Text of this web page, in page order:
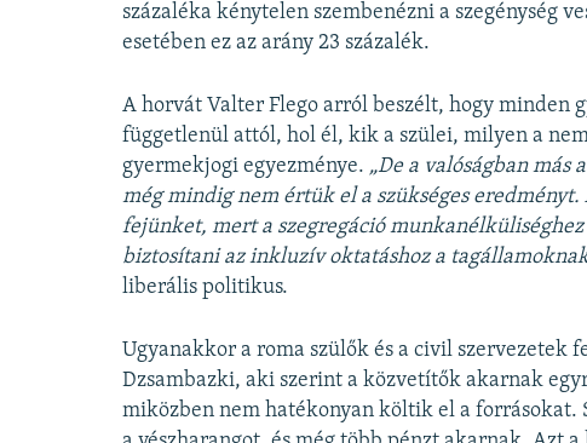
százaléka kénytelen szembenézni a szegénység
esetében ez az arány 23 százalék.
A horvát Valter Flego arról beszélt, hogy minden
függetlenül attól, hol él, kik a szülei, milyen a
gyermekjogi egyezménye. „De a valóságban
még mindig nem értük el a szükséges
fejünket, mert a szegregáció
biztosítani az inkluzív oktatáshoz a
liberális politikus.
Ugyanakkor a roma szülők és a civil szervezetek
Dzsambazki, aki szerint a közvetítők akarnak
miközben nem hatékonyan költik el a